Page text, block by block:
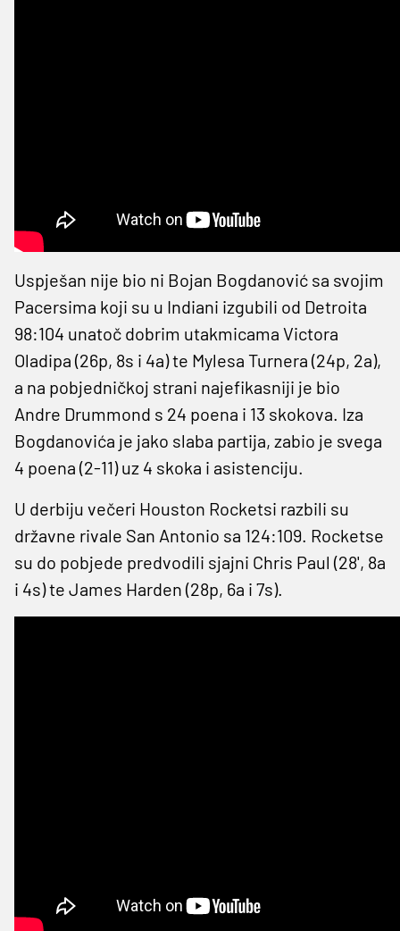
Uspješan nije bio ni Bojan Bogdanović sa svojim
Pacersima koji su u Indiani izgubili od Detroita
98:104 unatoč dobrim utakmicama Victora
Oladipa (26p, 8s i 4a) te Mylesa Turnera (24p, 2a),
a na pobjedničkoj strani najefikasniji je bio
Andre Drummond s 24 poena i 13 skokova. Iza
Bogdanovića je jako slaba partija, zabio je svega
4 poena (2-11) uz 4 skoka i asistenciju.
U derbiju večeri Houston Rocketsi razbili su
državne rivale San Antonio sa 124:109. Rocketse
su do pobjede predvodili sjajni Chris Paul (28', 8a
i 4s) te James Harden (28p, 6a i 7s).